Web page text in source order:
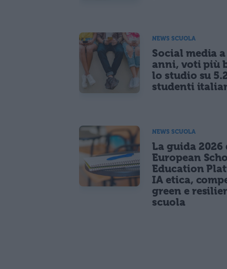
NEWS SCUOLA
Social media
anni, voti più
lo studio su
studenti
NEWS SCUOLA
La guida 2026
European
Education
IA etica,
green e
scuola